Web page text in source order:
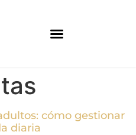
cómo gestionar
diaria